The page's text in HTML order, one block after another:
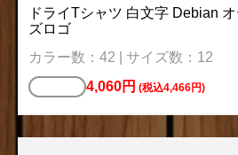
ドライTシャツ 白文字 Debian
ズロゴ
カラー数：42 | サイズ数：12
4,060円 (税込4,466円)